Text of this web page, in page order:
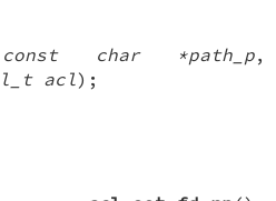
const char *path_p,
acl );